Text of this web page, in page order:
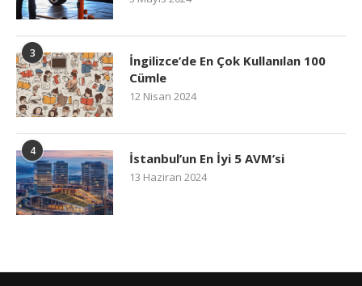
3
İngilizce’de En Çok Kullanılan 100
Cümle
12 Nisan 2024
4 İstanbul’un En İyi 5 AVM’si
13 Haziran 2024